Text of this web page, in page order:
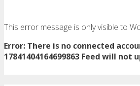
This error message is only visible to
Error: There is no connected
17841404164699863 Feed will not